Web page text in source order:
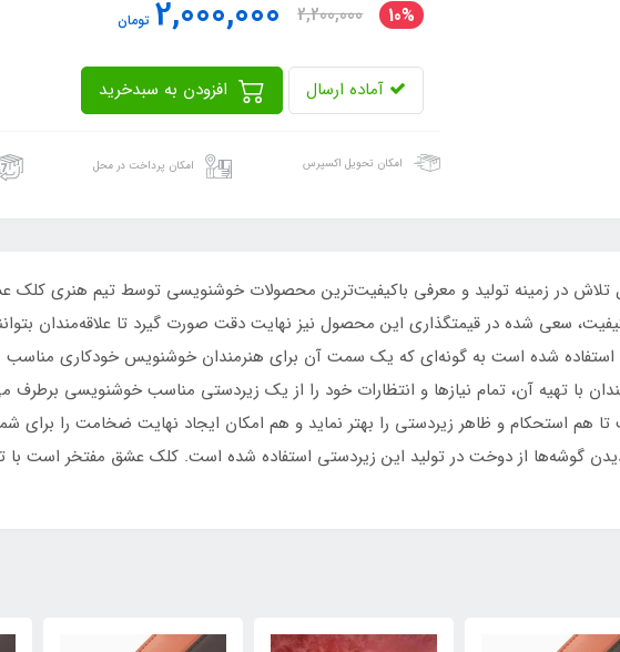
10%
2,200,000
2,000,000 تومان
آماده ارسال
امکان تحویل اکسپرس امکان پرداخت در محل
در زمینه تولید و معرفی باکیفیت‌ترین محصولات خوشنویسی توسط تیم هنری
سعی شده در قیمتگذاری این محصول نیز نهایت دقت صورت گیرد تا علاقه‌مندان
استفاده شده است به گونه‌ای که یک سمت آن برای هنرمندان خوشنویس خودکاری مناسب
با تهیه آن، تمام نیازها و انتظارات خود را از یک زیردستی مناسب خوشنویسی برطرف
هم استحکام و ظاهر زیردستی را بهتر نماید و هم امکان ایجاد نهایت ضخامت را برای
گوشه‌ها از دوخت در تولید این زیردستی استفاده شده است. کلک عشق مفتخر است با